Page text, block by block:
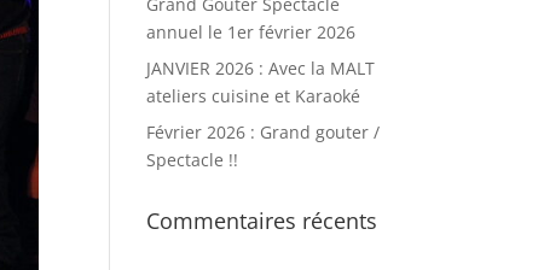
annuel le 1er février 2026
JANVIER 2026 : Avec la MALT
ateliers cuisine et Karaoké
Février 2026 : Grand gouter /
Spectacle !!
Commentaires récents